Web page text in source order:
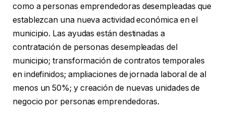
como a personas emprendedoras desempleadas que
establezcan una nueva actividad económica en el
municipio. Las ayudas están destinadas a
contratación de personas desempleadas del
municipio; transformación de contratos temporales
en indefinidos; ampliaciones de jornada laboral de al
menos un 50%; y creación de nuevas unidades de
negocio por personas emprendedoras.